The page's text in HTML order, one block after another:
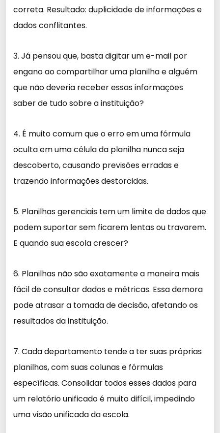
correta. Resultado: duplicidade de informações e
dados conflitantes.
3. Já pensou que, basta digitar um e-mail por
engano ao compartilhar uma planilha e alguém
que não deveria receber essas informações
saber de tudo sobre a instituição?
4. É muito comum que o erro em uma fórmula
oculta em uma célula da planilha nunca seja
descoberto, causando previsões erradas e
trazendo informações destorcidas.
5. Planilhas gerenciais tem um limite de dados que
podem suportar sem ficarem lentas ou travarem.
E quando sua escola crescer?
6. Planilhas não são exatamente a maneira mais
fácil de consultar dados e métricas. Essa demora
pode atrasar a tomada de decisão, afetando os
resultados da instituição.
7. Cada departamento tende a ter suas próprias
planilhas, com suas colunas e fórmulas
específicas. Consolidar todos esses dados para
um relatório unificado é muito difícil, impedindo
uma visão unificada da escola.